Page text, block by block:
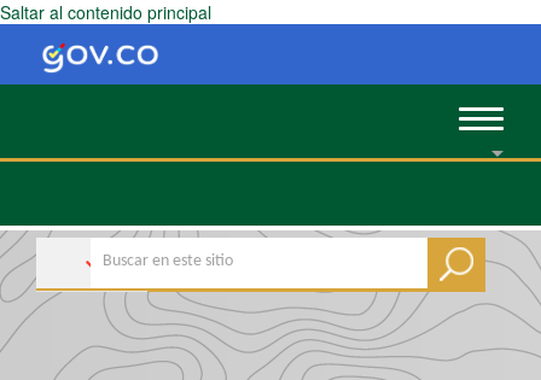
Saltar al contenido principal
Toggle